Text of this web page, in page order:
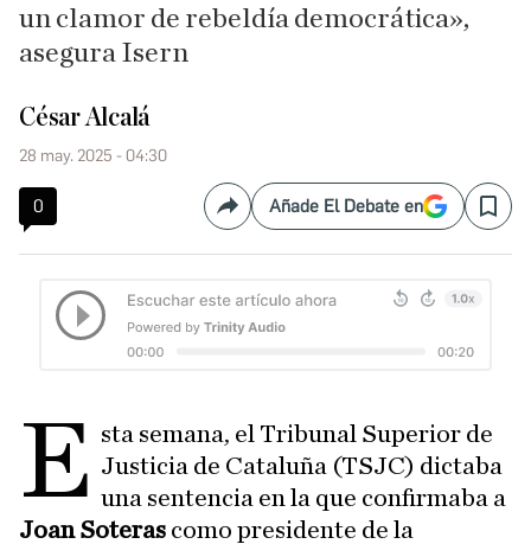
un clamor de rebeldía democrática»,
asegura Isern
César Alcalá
28 may. 2025 - 04:30
0 CompartirAñade El Debate en Save
E sta semana, el Tribunal Superior de
Justicia de Cataluña (TSJC) dictaba
una sentencia en la que confirmaba a
Joan Soteras como presidente de la